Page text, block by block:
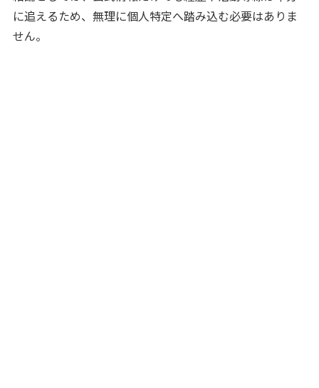
に追えるため、無理に個人特定へ踏み込む必要はありま
せん。